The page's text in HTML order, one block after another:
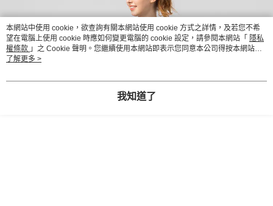
本網站中使用 cookie，欲查詢有關本網站使用 cookie 方式之詳情，及若您不希
望在電腦上使用 cookie 時應如何變更電腦的 cookie 設定，請參閱本網站「 隱私
權條款 」之 Cookie 聲明。您繼續使用本網站即表示您同意本公司得按本網站使
用條款之 Cookie 聲明使用 cookie。
了解更多 >
我知道了